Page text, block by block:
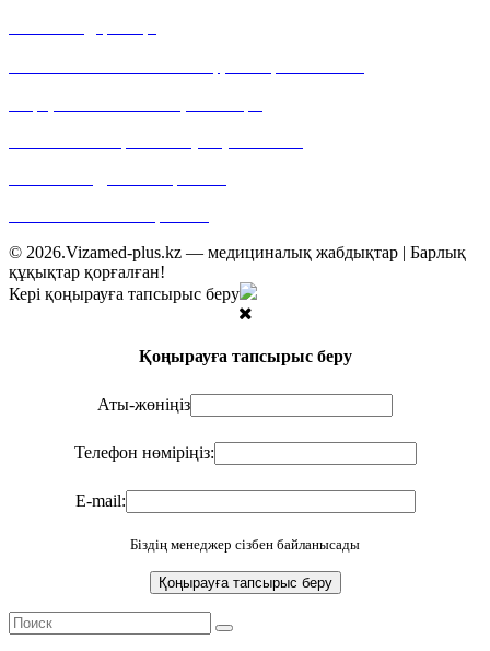
© 2026.Vizamed-plus.kz — медициналық жабдықтар | Барлық
құқықтар қорғалған!
Кері қоңырауға тапсырыс беру
Қоңырауға тапсырыс беру
Аты-жөніңіз
Телефон нөміріңіз:
E-mail:
Біздің менеджер сізбен байланысады